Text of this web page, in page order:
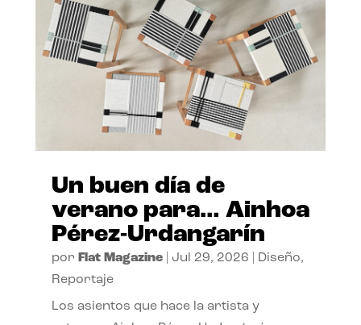
Un buen día de
verano para… Ainhoa
Pérez-Urdangarín
por Flat Magazine| Jul 29, 2026 Diseño,
Reportaje
Los asientos que hace la artista y